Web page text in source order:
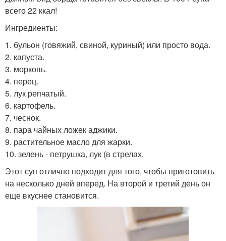
всего 22 ккал!
Ингредиенты:
1. бульон (говяжий, свиной, куриный) или просто вода.
2. капуста.
3. морковь.
4. перец.
5. лук репчатый.
6. картофель.
7. чеснок.
8. пара чайных ложек аджики.
9. растительное масло для жарки.
10. зелень - петрушка, лук (в стрелах.
Этот суп отлично подходит для того, чтобы приготовить
на несколько дней вперед. На второй и третий день он
еще вкуснее становится.